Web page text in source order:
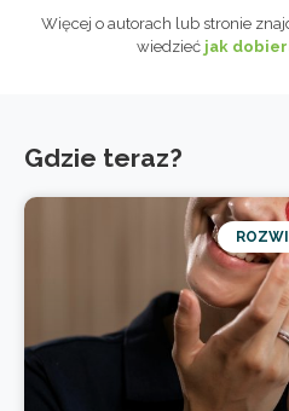
Więcej o autorach lub stronie
wiedzieć jak
Gdzie teraz?